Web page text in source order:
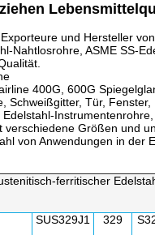
und Hersteller
Nahtlosrohre, ASME SS-
400G, 600G
Schweißgitter, Tür, Fenster,
Größen und
von Anwendungen in der
ferritischer
SUS329J1 329